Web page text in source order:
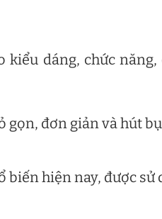
dáng, chức năng,
gọn, đơn giản và hút
biến hiện nay, được sử